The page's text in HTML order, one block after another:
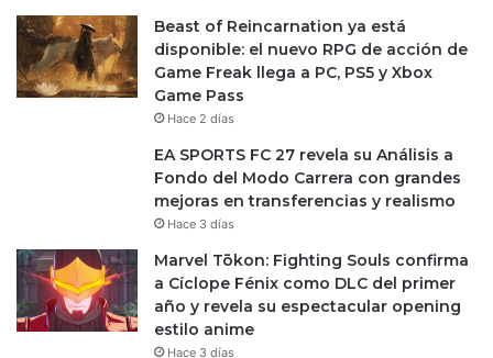
Beast of Reincarnation ya está
disponible: el nuevo RPG de acción de
Game Freak llega a PC, PS5 y Xbox
Game Pass
Hace 2 días
EA SPORTS FC 27 revela su Análisis a
Fondo del Modo Carrera con grandes
mejoras en transferencias y realismo
Hace 3 días
Marvel Tōkon: Fighting Souls confirma
a Cíclope Fénix como DLC del primer
año y revela su espectacular opening
estilo anime
Hace 3 días